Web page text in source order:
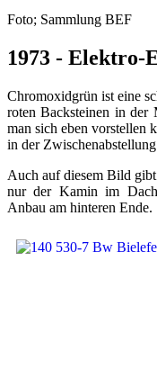
Foto; Sammlung BEF
1973 - Elektro-
Chromoxidgrün ist eine
roten Backsteinen in der
man sich eben vorstellen
in der
Auch auf diesem Bild gibt
nur der Kamin im Dach
Anbau am hinteren Ende.